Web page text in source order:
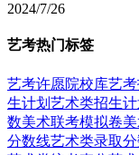
2024/7/26
艺考热门标签
艺考许愿院校库艺
生计划 艺术类招生计
数美术联考模拟卷
分数线艺术类录取